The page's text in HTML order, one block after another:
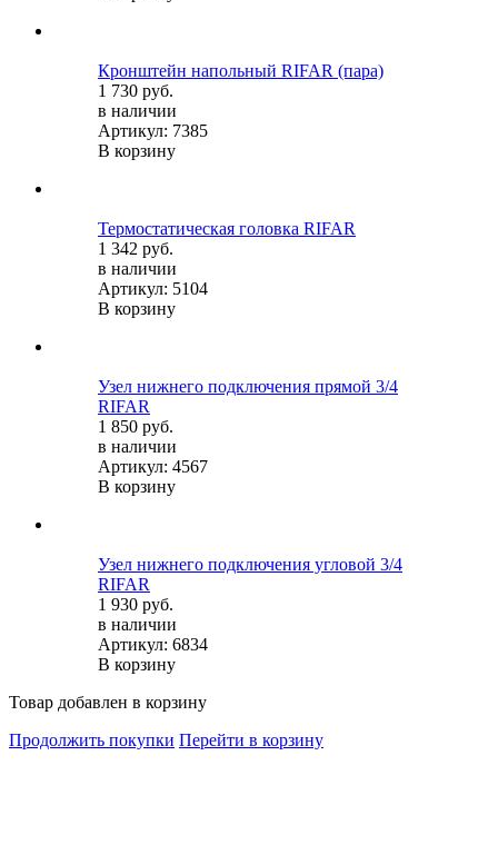
Кронштейн напольный RIFAR (пара)
1 730 руб.
в наличии
Артикул: 7385
В корзину
Термостатическая головка RIFAR
1 342 руб.
в наличии
Артикул: 5104
В корзину
Узел нижнего подключения прямой 3/4
RIFAR
1 850 руб.
в наличии
Артикул: 4567
В корзину
Узел нижнего подключения угловой 3/4
RIFAR
1 930 руб.
в наличии
Артикул: 6834
В корзину
Товар добавлен в корзину
Продолжить покупки Перейти в корзину